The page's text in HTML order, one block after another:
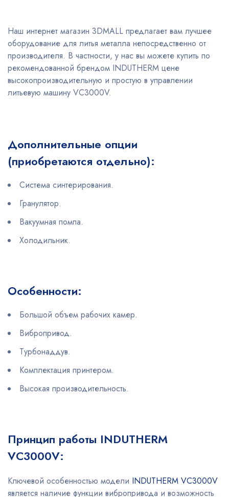
Наш интернет магазин 3DMALL предлагает вам лучшее
оборудование для литья металла непосредственно от
производителя. В частности, у нас вы можете купить по
рекомендованной брендом INDUTHERM цене
высокопроизводительную и простую в управлении
литьевую машину VC3000V.
Дополнительные опции
(приобретаются отдельно):
Система синтерирования.
Гранулятор.
Вакуумная помпа.
Холодильник.
Особенности:
Большой объем рабочих камер.
Вибропривод.
Турбонаддув.
Комплектация принтером.
Высокая производительность.
Принцип работы INDUTHERM
VC3000V:
Ключевой особенностью модели INDUTHERM VC3000V
является наличие функции вибропривода и возможность